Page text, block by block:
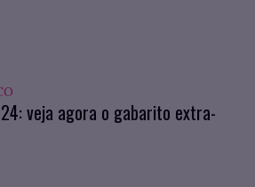
veja agora o gabarito extra-